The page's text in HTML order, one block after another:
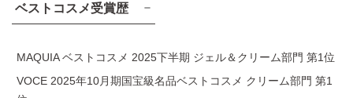
ベストコスメ受賞歴
MAQUIA ベストコスメ 2025下半期 ジェル＆クリーム部門 第1位
VOCE 2025年10月期国宝級名品ベストコスメ クリーム部門 第1